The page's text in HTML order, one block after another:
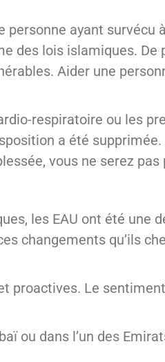
ayant survécu
des lois islamiques. De
Aider une
respiratoire ou les
a été
vous ne serez pas
les EAU ont été une
changements qu’ils
proactives. Le
ou dans l’un des